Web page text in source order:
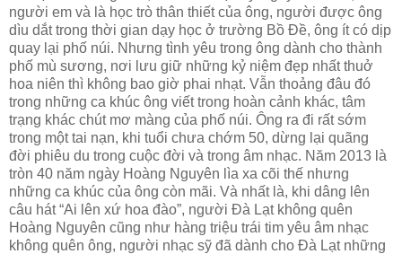
người em và là học trò thân thiết của ông, người được ông
dìu dắt trong thời gian dạy học ở trường Bồ Đề, ông ít có dịp
quay lại phố núi. Nhưng tình yêu trong ông dành cho thành
phố mù sương, nơi lưu giữ những kỷ niệm đẹp nhất thuở
hoa niên thì không bao giờ phai nhạt. Vẫn thoảng đâu đó
trong những ca khúc ông viết trong hoàn cảnh khác, tâm
trạng khác chút mơ màng của phố núi. Ông ra đi rất sớm
trong một tai nạn, khi tuổi chưa chớm 50, dừng lại quãng
đời phiêu du trong cuộc đời và trong âm nhạc. Năm 2013 là
tròn 40 năm ngày Hoàng Nguyên lìa xa cõi thế nhưng
những ca khúc của ông còn mãi. Và nhất là, khi dâng lên
câu hát “Ai lên xứ hoa đào”, người Đà Lạt không quên
Hoàng Nguyên cũng như hàng triệu trái tim yêu âm nhạc
không quên ông, người nhạc sỹ đã dành cho Đà Lạt những